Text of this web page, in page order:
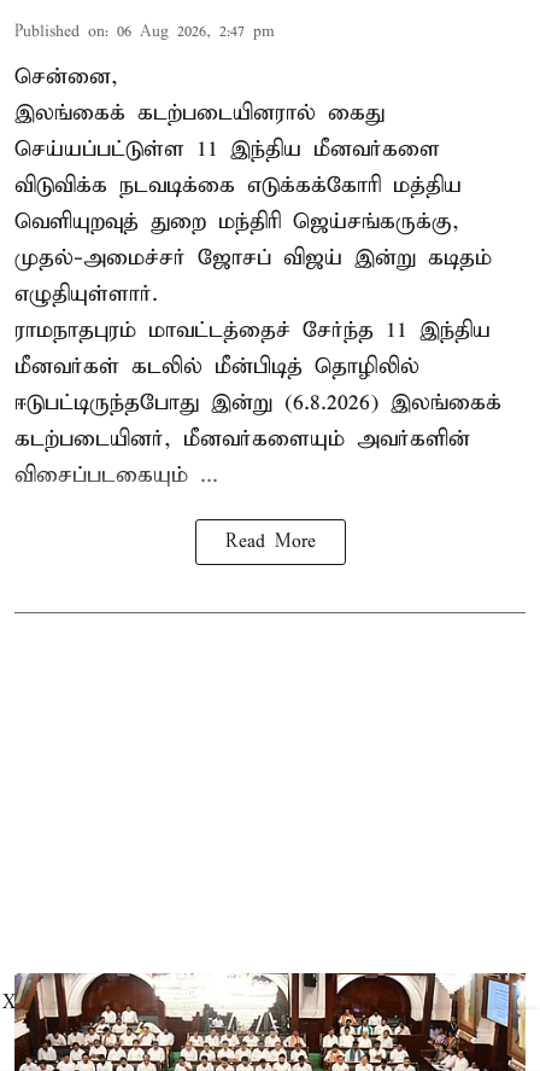
Published on: 06 Aug 2026, 2:47 pm
சென்னை,
இலங்கைக் கடற்படையினரால் கைது
செய்யப்பட்டுள்ள 11 இந்திய மீனவர்களை
விடுவிக்க நடவடிக்கை எடுக்கக்கோரி மத்திய
வெளியுறவுத் துறை மந்திரி ஜெய்சங்கருக்கு,
முதல்-அமைச்சர் ஜோசப் விஜய் இன்று கடிதம்
எழுதியுள்ளார்.
ராமநாதபுரம் மாவட்டத்தைச் சேர்ந்த 11 இந்திய
மீனவர்கள் கடலில் மீன்பிடித் தொழிலில்
ஈடுபட்டிருந்தபோது இன்று (6.8.2026) இலங்கைக்
கடற்படையினர், மீனவர்களையும் அவர்களின்
விசைப்படகையும் ...
Read More
X